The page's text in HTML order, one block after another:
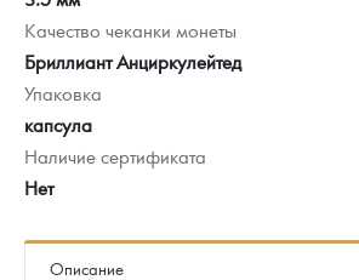
Качество чеканки монеты
Бриллиант Анциркулейтед
Упаковка
капсула
Наличие сертификата
Нет
Описание